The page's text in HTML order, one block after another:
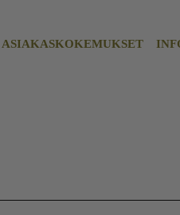
ASIAKASKOKEMUKSET